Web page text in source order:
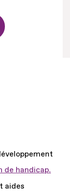
de handicap.
aides